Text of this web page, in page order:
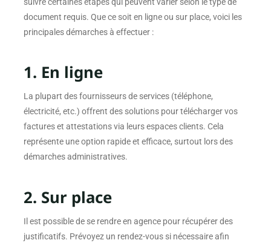
suivre certaines étapes qui peuvent varier selon le type de
document requis. Que ce soit en ligne ou sur place, voici les
principales démarches à effectuer :
1. En ligne
La plupart des fournisseurs de services (téléphone,
électricité, etc.) offrent des solutions pour télécharger vos
factures et attestations via leurs espaces clients. Cela
représente une option rapide et efficace, surtout lors des
démarches administratives.
2. Sur place
Il est possible de se rendre en agence pour récupérer des
justificatifs. Prévoyez un rendez-vous si nécessaire afin